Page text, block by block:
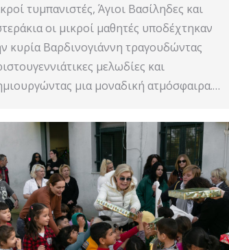
τυμπανιστές, Άγιοι Βασίληδες και
οι μικροί μαθητές υποδέχτηκαν
κυρία Βαρδινογιάννη τραγουδώντας
μελωδίες και
μια μοναδική ατμόσφαιρα.…